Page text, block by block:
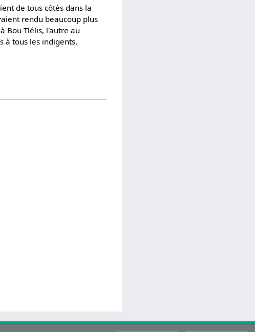
de tous côtés dans la
rendu beaucoup plus
Bou-Tlélis, l'autre au
à tous les indigents.